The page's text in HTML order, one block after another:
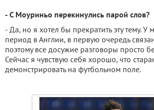
- С Моуриньо перекинулись парой слов?
- Да, но я хотел бы прекратить эту тему.
период в Англии, в первую очередь
поэтому все досужие разговоры просто
Сейчас я чувствую себя хорошо, что
демонстрировать на футбольном поле.